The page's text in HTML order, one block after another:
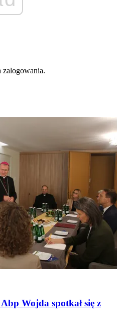
zalogowania.
Wojda spotkał się z